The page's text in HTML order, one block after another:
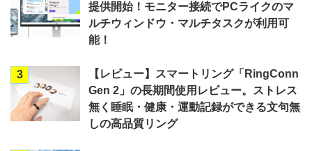
提供開始！モニター接続でPCライクのマ
ルチウィンドウ・マルチタスクが利用可
能！
3
【レビュー】スマートリング「RingConn
Gen 2」の長期間使用レビュー。ストレス
無く睡眠・健康・運動記録ができる文句無
しの高品質リング